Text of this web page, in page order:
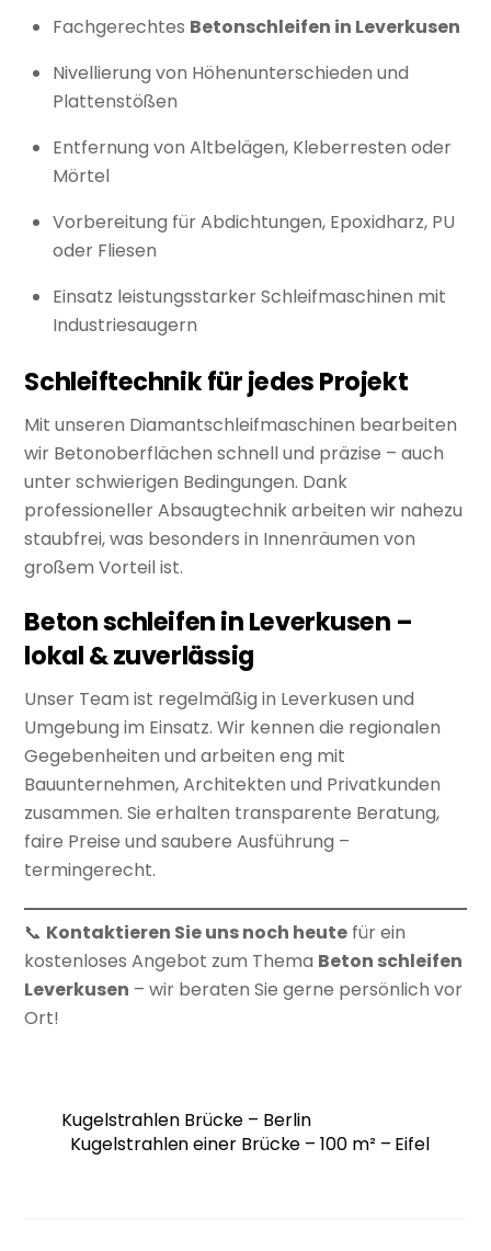
Fachgerechtes Betonschleifen in Leverkusen
Nivellierung von Höhenunterschieden und
Plattenstößen
Entfernung von Altbelägen, Kleberresten oder
Mörtel
Vorbereitung für Abdichtungen, Epoxidharz, PU
oder Fliesen
Einsatz leistungsstarker Schleifmaschinen mit
Industriesaugern
Schleiftechnik für jedes Projekt
Mit unseren Diamantschleifmaschinen bearbeiten
wir Betonoberflächen schnell und präzise – auch
unter schwierigen Bedingungen. Dank
professioneller Absaugtechnik arbeiten wir nahezu
staubfrei, was besonders in Innenräumen von
großem Vorteil ist.
Beton schleifen in Leverkusen –
lokal & zuverlässig
Unser Team ist regelmäßig in Leverkusen und
Umgebung im Einsatz. Wir kennen die regionalen
Gegebenheiten und arbeiten eng mit
Bauunternehmen, Architekten und Privatkunden
zusammen. Sie erhalten transparente Beratung,
faire Preise und saubere Ausführung –
termingerecht.
📞 Kontaktieren Sie uns noch heute für ein
kostenloses Angebot zum Thema Beton schleifen
Leverkusen – wir beraten Sie gerne persönlich vor
Ort!
Kugelstrahlen Brücke – Berlin
Kugelstrahlen einer Brücke – 100 m² – Eifel